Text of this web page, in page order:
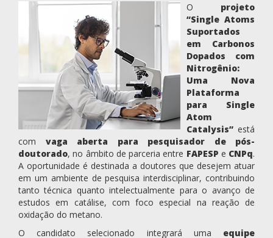
O projeto
“Single Atoms
Suportados
em Carbonos
Dopados com
Nitrogênio:
Uma Nova
Plataforma
para Single
Atom
Catalysis” está
com vaga aberta para
pesquisador de pós-
doutorado, no âmbito de parceria entre FAPESP e CNPq.
A oportunidade é destinada a doutores que desejem atuar
em um ambiente de pesquisa interdisciplinar, contribuindo
tanto técnica quanto intelectualmente para o avanço de
estudos em catálise, com foco especial na reação de
oxidação do metano.
O candidato selecionado integrará uma equipe